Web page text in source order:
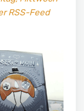
RSS-Feed